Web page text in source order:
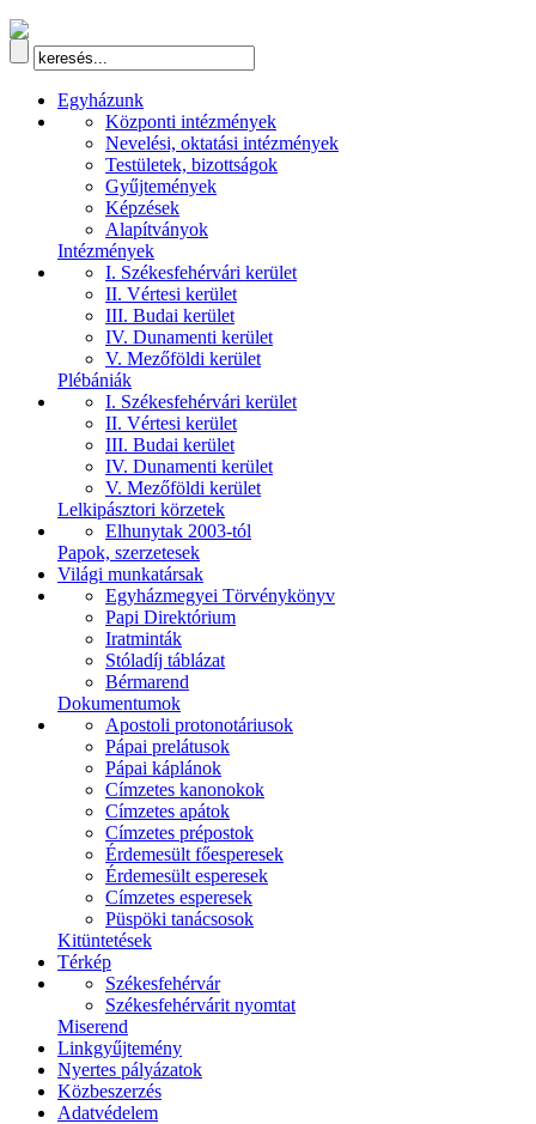
Egyházunk
Központi intézmények
Nevelési, oktatási intézmények
Testületek, bizottságok
Gyűjtemények
Képzések
Alapítványok
Intézmények
I. Székesfehérvári kerület
II. Vértesi kerület
III. Budai kerület
IV. Dunamenti kerület
V. Mezőföldi kerület
Plébániák
I. Székesfehérvári kerület
II. Vértesi kerület
III. Budai kerület
IV. Dunamenti kerület
V. Mezőföldi kerület
Lelkipásztori körzetek
Elhunytak 2003-tól
Papok, szerzetesek
Világi munkatársak
Egyházmegyei Törvénykönyv
Papi Direktórium
Iratminták
Stóladíj táblázat
Bérmarend
Dokumentumok
Apostoli protonotáriusok
Pápai prelátusok
Pápai káplánok
Címzetes kanonokok
Címzetes apátok
Címzetes prépostok
Érdemesült főesperesek
Érdemesült esperesek
Címzetes esperesek
Püspöki tanácsosok
Kitüntetések
Térkép
Székesfehérvár
Székesfehérvárit nyomtat
Miserend
Linkgyűjtemény
Nyertes pályázatok
Közbeszerzés
Adatvédelem